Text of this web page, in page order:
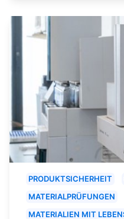
PRODUKTSICHERHEIT
MATERIALPRÜFUNGEN
MATERIALIEN MIT